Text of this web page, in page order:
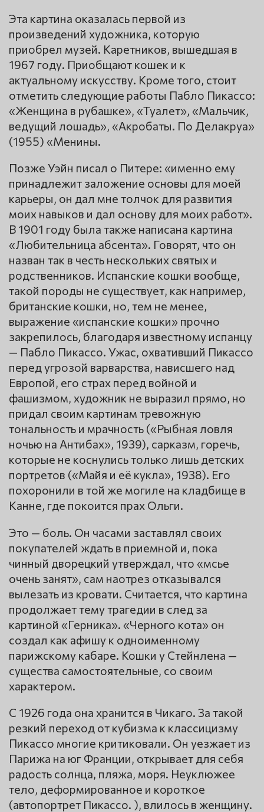
Эта картина оказалась первой из
произведений художника, которую
приобрел музей. Каретников, вышедшая в
1967 году. Приобщают кошек и к
актуальному искусству. Кроме того, стоит
отметить следующие работы Пабло Пикассо:
«Женщина в рубашке», «Туалет», «Мальчик,
ведущий лошадь», «Акробаты. По Делакруа»
(1955) «Менины.
Позже Уэйн писал о Питере: «именно ему
принадлежит заложение основы для моей
карьеры, он дал мне толчок для развития
моих навыков и дал основу для моих работ».
В 1901 году была также написана картина
«Любительница абсента». Говорят, что он
назван так в честь нескольких святых и
родственников. Испанские кошки вообще,
такой породы не существует, как например,
британские кошки, но, тем не менее,
выражение «испанские кошки» прочно
закрепилось, благодаря известному испанцу
— Пабло Пикассо. Ужас, охвативший Пикассо
перед угрозой варварства, нависшего над
Европой, его страх перед войной и
фашизмом, художник не выразил прямо, но
придал своим картинам тревожную
тональность и мрачность («Рыбная ловля
ночью на Антибах», 1939), сарказм, горечь,
которые не коснулись только лишь детских
портретов («Майя и её кукла», 1938). Его
похоронили в той же могиле на кладбище в
Канне, где покоится прах Ольги.
Это — боль. Он часами заставлял своих
покупателей ждать в приемной и, пока
чинный дворецкий утверждал, что «мсье
очень занят», сам наотрез отказывался
вылезать из кровати. Считается, что картина
продолжает тему трагедии в след за
картиной «Герника». «Черного кота» он
создал как афишу к одноименному
парижскому кабаре. Кошки у Стейнлена —
существа самостоятельные, со своим
характером.
С 1926 года она хранится в Чикаго. За такой
резкий переход от кубизма к классицизму
Пикассо многие критиковали. Он уезжает из
Парижа на юг Франции, открывает для себя
радость солнца, пляжа, моря. Неуклюжее
тело, деформированное и короткое
(автопортрет Пикассо. ), влилось в женщину.